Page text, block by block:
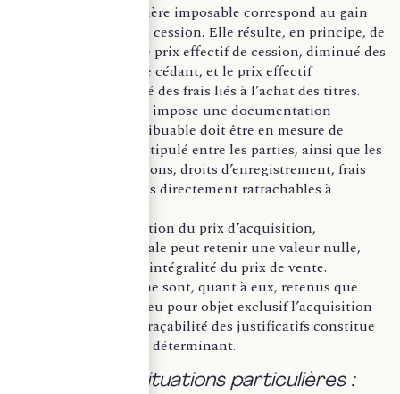
La plus-value mobilière imposable correspond au gain
net dégagé lors de la cession. Elle résulte, en principe, de
la différence entre le prix effectif de cession, diminué des
frais supportés par le cédant, et le prix effectif
d’acquisition, majoré des frais liés à l’achat des titres.
Cette détermination impose une documentation
rigoureuse. Le contribuable doit être en mesure de
justifier le prix réel stipulé entre les parties, ainsi que les
courtages, commissions, droits d’enregistrement, frais
d’actes ou honoraires directement rattachables à
À défaut de justification du prix d’acquisition,
l’administration fiscale peut retenir une valeur nulle,
conduisant à taxer l’intégralité du prix de vente.
Les frais financiers ne sont, quant à eux, retenus que
lorsque l’emprunt a eu pour objet exclusif l’acquisition
des titres cédés. La traçabilité des justificatifs constitue
donc un enjeu fiscal déterminant.
b. Traiter les situations particulières :